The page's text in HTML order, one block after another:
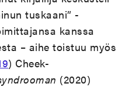
tuskaani” -
kanssa
– aihe toistuu myös
) Cheek-
(2020)